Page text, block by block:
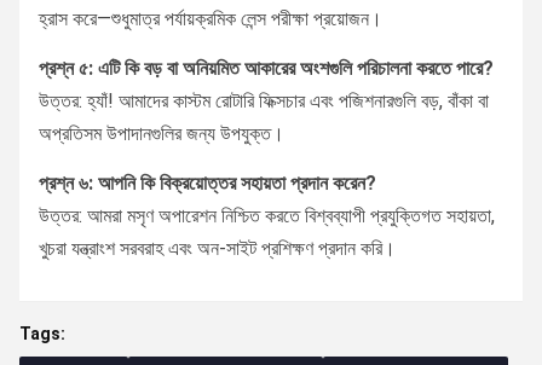
হ্রাস করে—শুধুমাত্র পর্যায়ক্রমিক লেন্স পরীক্ষা প্রয়োজন।
প্রশ্ন ৫: এটি কি বড় বা অনিয়মিত আকারের অংশগুলি পরিচালনা করতে পারে?
উত্তর: হ্যাঁ! আমাদের কাস্টম রোটারি ফিক্সচার এবং পজিশনারগুলি বড়, বাঁকা বা
অপ্রতিসম উপাদানগুলির জন্য উপযুক্ত।
প্রশ্ন ৬: আপনি কি বিক্রয়োত্তর সহায়তা প্রদান করেন?
উত্তর: আমরা মসৃণ অপারেশন নিশ্চিত করতে বিশ্বব্যাপী প্রযুক্তিগত সহায়তা,
খুচরা যন্ত্রাংশ সরবরাহ এবং অন-সাইট প্রশিক্ষণ প্রদান করি।
Tags: